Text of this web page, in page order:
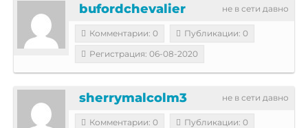
не в сети давно
bufordchevalier
Комментарии: 0
Публикации: 0
Регистрация: 06-08-2020
не в сети давно
sherrymalcolm3
Комментарии: 0
Публикации: 0